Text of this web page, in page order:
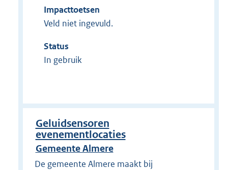
Impacttoetsen
Veld niet ingevuld.
Status
In gebruik
Geluidsensoren
evenementlocaties
Gemeente Almere
De gemeente Almere maakt bij